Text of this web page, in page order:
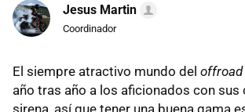
Jesus Martin
Coordinador
El siempre atractivo mundo del offroad
año tras año a los aficionados con sus
sirena, así que tener una buena gama